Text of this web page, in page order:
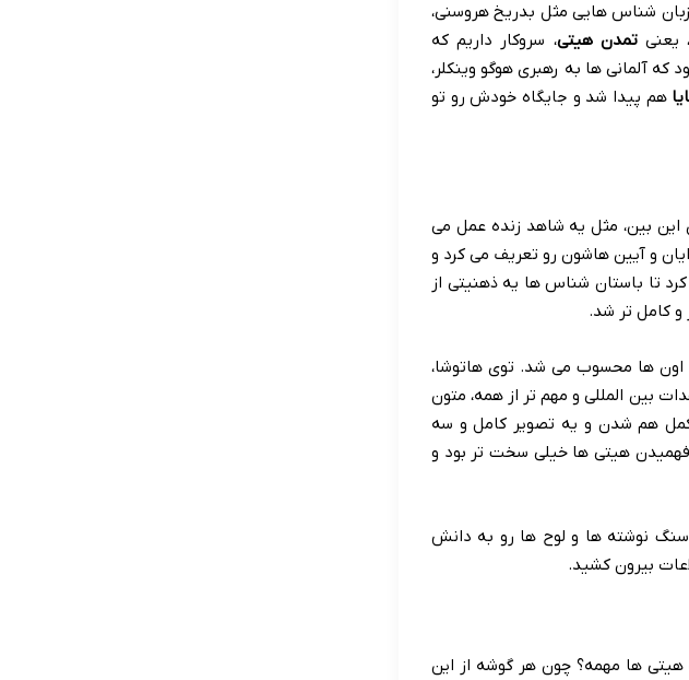
شناس هایی مثل بدریخ هروسنی،
یعنیتمدن هیتی، سروکار داریم که
تو منطقه ای به نام بوغازکوی (همون هاتوشا) قرار داشته. سال 1909 بود که آلمانی ها به رهبری هوگو وینکلر،
هم پیدا شد و جایگاه خودش رو تو
این بین، مثل یه شاهد زنده عمل می
و آیین هاشون رو تعریف می کرد و
تا باستان شناس ها یه ذهنیتی از
و کامل تر شد.
اون ها محسوب می شد. توی هاتوشا،
بین المللی و مهم تر از همه، متون
هم شدن و یه تصویر کامل و سه
فهمیدن هیتی ها خیلی سخت تر بود و
سنگ نوشته ها و لوح ها رو به دانش
بیرون کشید.
هیتی ها مهمه؟ چون هر گوشه از این